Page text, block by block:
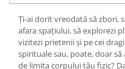
Cunoaștere
Ţi-ai dorit vreodată să zbori,
afara spaţiului, să explorezi
vizitezi prietenii şi pe cei
spirituale sau, poate, doar
de limita corpului tău fizic?